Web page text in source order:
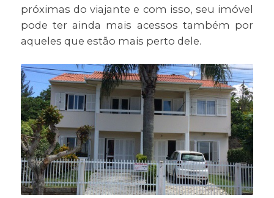
próximas do viajante e com isso, seu imóvel
pode ter ainda mais acessos também por
aqueles que estão mais perto dele.